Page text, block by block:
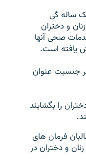
ساله گی
و دختران
صحی آنها
یافته است.
جنسیت عنوان
را بگشایند
فرمان های
و دختران در